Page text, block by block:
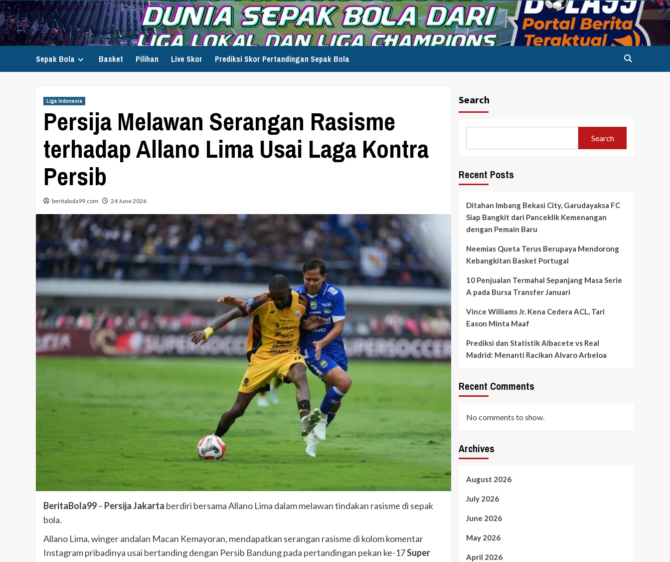
Skip
to
content
Sepak Bola Basket Pilihan Live Skor Prediksi Skor Pertandingan Sepak Bola
Liga Indonesia
Persija Melawan Serangan Rasisme
terhadap Allano Lima Usai Laga Kontra
Persib
beritabola99.com 24 June 2026
BeritaBola99– Persija Jakarta berdiri bersama Allano Lima dalam melawan tindakan rasisme di sepak
bola.
Allano Lima, winger andalan Macan Kemayoran, mendapatkan serangan rasisme di kolom komentar
Instagram pribadinya usai bertanding dengan Persib Bandung pada pertandingan pekan ke-17Super
Search
Search
Recent Posts
Ditahan Imbang Bekasi City, Garudayaksa FC
Siap Bangkit dari Panceklik Kemenangan
dengan Pemain Baru
Neemias Queta Terus Berupaya Mendorong
Kebangkitan Basket Portugal
10 Penjualan Termahal Sepanjang Masa Serie
A pada Bursa Transfer Januari
Vince Williams Jr. Kena Cedera ACL, Tari
Eason Minta Maaf
Prediksi dan Statistik Albacete vs Real
Madrid: Menanti Racikan Alvaro Arbeloa
Recent Comments
No comments to show.
Archives
August 2026
July 2026
June 2026
May 2026
April 2026